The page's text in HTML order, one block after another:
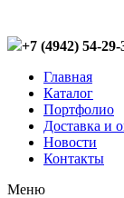
+7 (4942) 54-29-
Главная
Каталог
Портфолио
Доставка и
Новости
Контакты
Меню